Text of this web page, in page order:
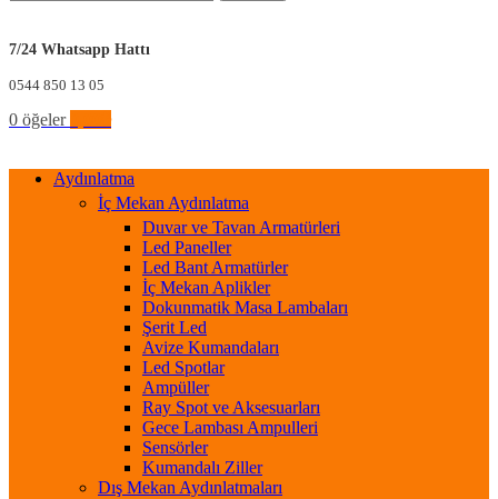
7/24 Whatsapp Hattı
0544 850 13 05
0 öğeler
Aydınlatma
İç Mekan Aydınlatma
Duvar ve Tavan Armatürleri
Led Paneller
Led Bant Armatürler
İç Mekan Aplikler
Dokunmatik Masa Lambaları
Şerit Led
Avize Kumandaları
Led Spotlar
Ampüller
Ray Spot ve Aksesuarları
Gece Lambası Ampulleri
Sensörler
Kumandalı Ziller
Dış Mekan Aydınlatmaları